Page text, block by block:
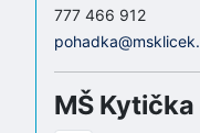
777 466 912
MŠ Kytička